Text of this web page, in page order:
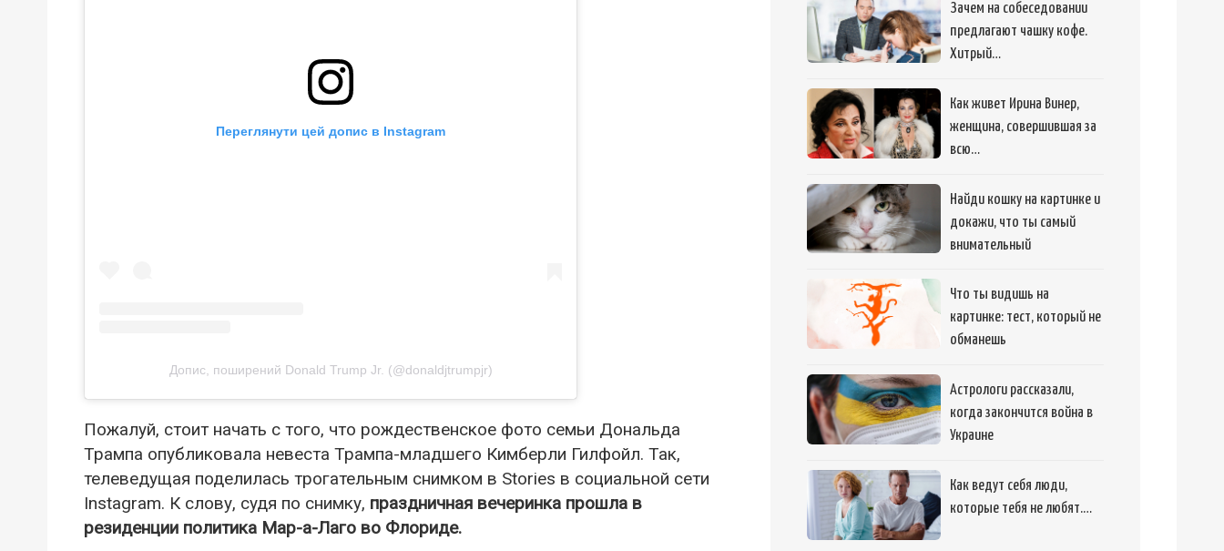
Переглянути цей допис в Instagram
Допис, поширений Donald Trump Jr. (@donaldjtrumpjr)
Пожалуй, стоит начать с того, что рождественское фото семьи Дональда
Трампа опубликовала невеста Трампа-младшего Кимберли Гилфойл. Так,
телеведущая поделилась трогательным снимком в Stories в социальной сети
Instagram. К слову, судя по снимку, праздничная вечеринка прошла в
резиденции политика Мар-а-Лаго во Флориде.
Зачем на собеседовании
предлагают чашку кофе.
Хитрый…
Как живет Ирина Винер,
женщина, совершившая за
всю…
Найди кошку на картинке и
докажи, что ты самый
внимательный
Что ты видишь на
картинке: тест, который не
обманешь
Астрологи рассказали,
когда закончится война в
Украине
Как ведут себя люди,
которые тебя не любят.…